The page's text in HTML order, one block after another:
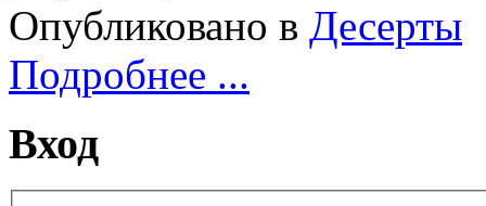
Опубликовано в Десерты
Подробнее ...
Вход